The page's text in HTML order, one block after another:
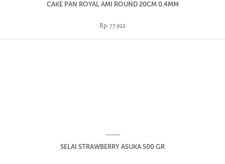
CAKE PAN ROYAL AMI ROUND 20CM 0.4MM
Rp. 77.922
SELAI STRAWBERRY ASUKA 500 GR